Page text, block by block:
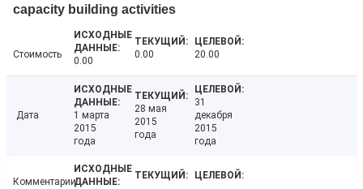
capacity building activities
Стоимость
0.00
0.00 20.00
Дата
1 марта
2015
года
28 мая
2015
года
31
декабря
2015
года
Комментарии